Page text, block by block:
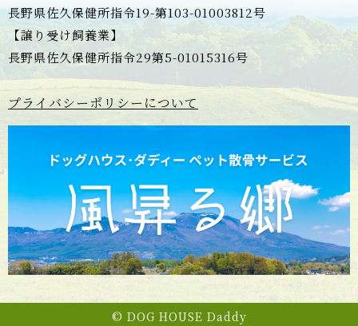
長野県佐久保健所指令19-第103-01003812号
【譲り受け飼養業】
長野県佐久保健所指令29第5-01015316号
プライバシーポリシーについて
© DOG HOUSE Daddy